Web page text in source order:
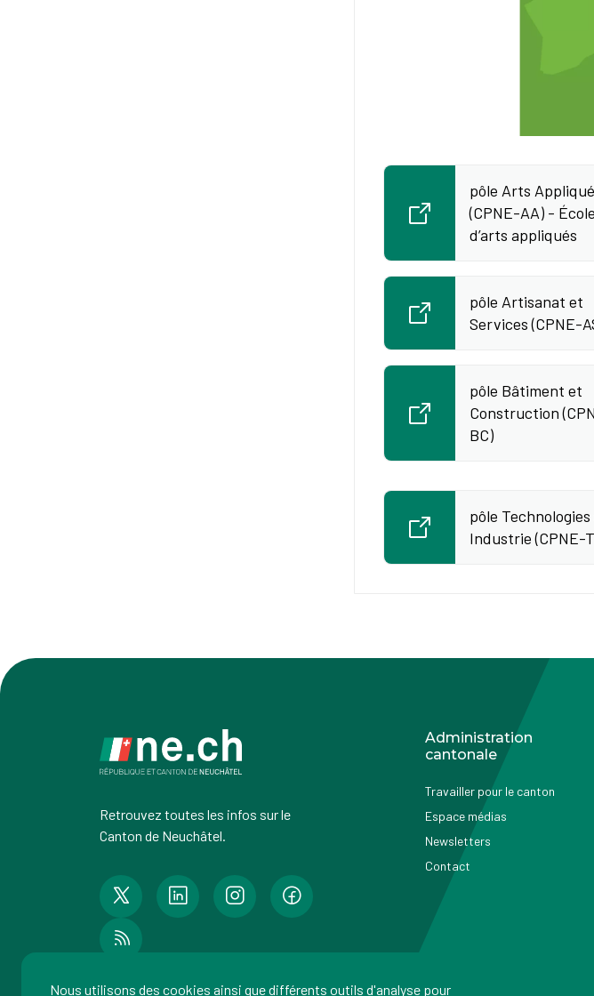
pôle Arts
(CPNE-AA) - École
d’arts appliqués
pôle Artisanat et
Services (CPNE-
pôle Bâtiment et
Construction
BC)
pôle
Industrie (CPNE-
Retrouvez toutes les infos sur le
Canton de Neuchâtel.
Administration
cantonale
Travailler pour le canton
Espace médias
Newsletters
Contact
Nous utilisons des cookies ainsi que différents outils d'analyse pour